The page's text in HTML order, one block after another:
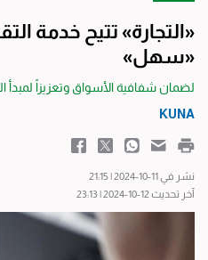
«التجارة» تتيح خدمة
«سهل»
لضمان شفافية الأسواق وتعزيزاً لمبدأ
KUNA
نشر في 11-10-2024 | 21:15
آخر تحديث 12-10-2024 | 23:13